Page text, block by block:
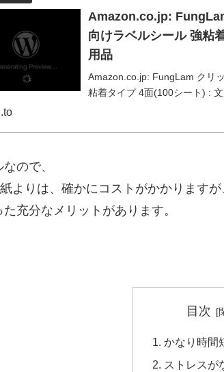
Amazon.co.jp:
向けラベルシール 強粘
用品
Amazon.co.jp: FungLam クリ
粘着タイプ 4面(100シート) :
ので、
よりは、確かにコストがかかりますが
充分なメリットがあります。
目次
かなり時間
ストレスが